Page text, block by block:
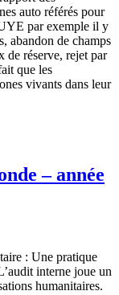
auto référés pour
par exemple il y
abandon de champs
de réserve, rejet par
que les
vivants dans leur
– année
: Une pratique
interne joue un
humanitaires.